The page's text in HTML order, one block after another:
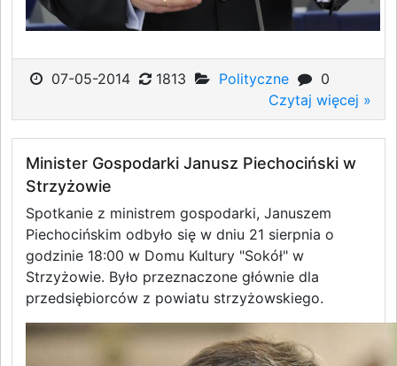
07-05-2014 1813 Polityczne
0
Czytaj więcej »
Minister Gospodarki Janusz Piechociński w
Strzyżowie
Spotkanie z ministrem gospodarki, Januszem
Piechocińskim odbyło się w dniu 21 sierpnia o
godzinie 18:00 w Domu Kultury "Sokół" w
Strzyżowie. Było przeznaczone głównie dla
przedsiębiorców z powiatu strzyżowskiego.